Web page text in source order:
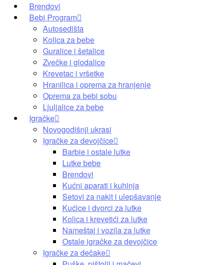
Brendovi
Bebi Program
Autosedišta
Kolica za bebe
Guralice i šetalice
Zvečke i glodalice
Krevetac i vršetke
Hranilica i oprema za hranjenje
Oprema za bebi sobu
Ljuljalice za bebe
Igračke
Novogodišnji ukrasi
Igračke za devojčice
Barbie i ostale lutke
Lutke bebe
Brendovi
Kućni aparati i kuhinja
Setovi za nakit i ulepšavanje
Kućice i dvorci za lutke
Kolica i krevetići za lutke
Nameštaj i vozila za lutke
Ostale igračke za devojčice
Igračke za dečake